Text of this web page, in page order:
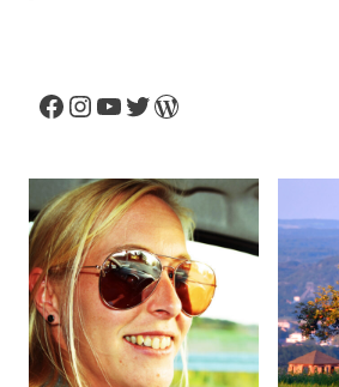
Facebook
Instagram
YouTube
Twitter
WordPress